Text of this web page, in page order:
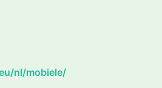
nl/mobiele/